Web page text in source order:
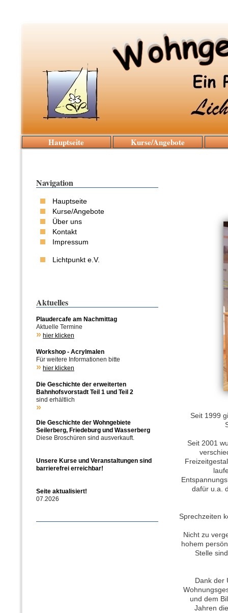
Hauptseite Kurse/Angebote
Navigation
Hauptseite
Kurse/Angebote
Über uns
Kontakt
Impressum
Lichtpunkt e.V.
Seit 1999
Seit 2001
dafür u.a.
Sprechzeiten
Nicht zu
hohem
Stelle
Dank der
und dem
Jahren